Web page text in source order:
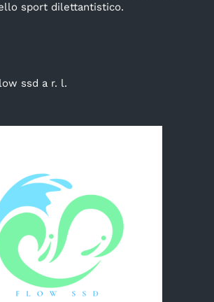
sport dilettantistico.
ssd a r. l.